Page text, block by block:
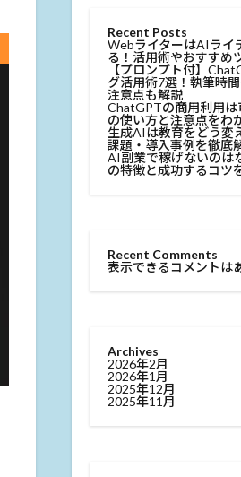
Recent Posts
WebライターはAIライ
る！活用術やおすすめ
【プロンプト付】
グ活用術7選！執筆時
注意点も解説
ChatGPTの商用利用は
の使い方と注意点をわ
生成AIは教育をどう変
課題・導入事例を徹底
AI副業で稼げないのは
の特徴と成功するコツ
Recent Comments
表示できるコメントは
Archives
2026年2月
2026年1月
2025年12月
2025年11月